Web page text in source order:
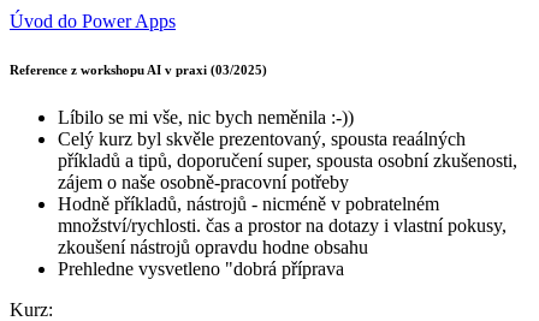
Úvod do Power Apps
Reference z workshopu AI v praxi (03/2025)
Líbilo se mi vše, nic bych neměnila :-))
Celý kurz byl skvěle prezentovaný, spousta reaálných
příkladů a tipů, doporučení super, spousta osobní zkušenosti,
zájem o naše osobně-pracovní potřeby
Hodně příkladů, nástrojů - nicméně v pobratelném
množství/rychlosti. čas a prostor na dotazy i vlastní pokusy,
zkoušení nástrojů opravdu hodne obsahu
Prehledne vysvetleno "dobrá příprava
Kurz: